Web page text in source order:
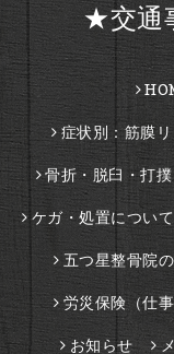
★交通
症状別：筋膜
骨折・脱臼・打
ケガ・処置について
五つ星整骨院
労災保険（仕
お知らせ